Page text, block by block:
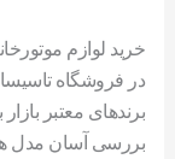
خرید لوازم
در فروشگاه
برندهای معتبر
بررسی آسان مدل­